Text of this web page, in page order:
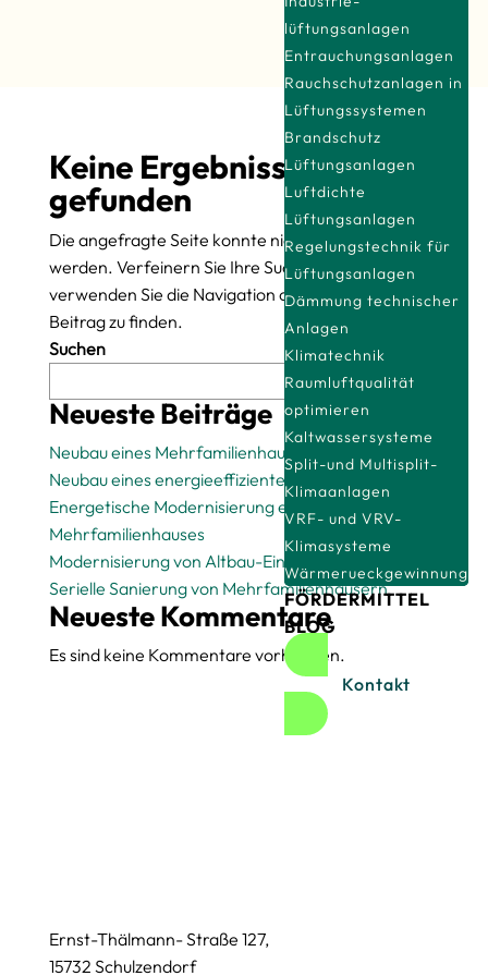
lüftungsanlagen
Entrauchungsanlagen
Rauchschutzanlagen in
Lüftungssystemen
Brandschutz
Lüftungsanlagen
Luftdichte
Lüftungsanlagen
Regelungstechnik für
Lüftungsanlagen
Dämmung technischer
Anlagen
Klimatechnik
Raumluftqualität
optimieren
Kaltwassersysteme
Split-und Multisplit-
Klimaanlagen
VRF- und VRV-
Klimasysteme
Wärmerueckgewinnung
FÖRDERMITTEL
BLOG
Kontakt
Keine Ergebnisse
gefunden
Die angefragte Seite konnte nicht gefunden
werden. Verfeinern Sie Ihre Suche oder
verwenden Sie die Navigation oben, um den
Beitrag zu finden.
Suchen
Suchen
Neueste Beiträge
Neubau eines Mehrfamilienhauses
Neubau eines energieeffizienten Einfamilienhauses
Energetische Modernisierung eines
Mehrfamilienhauses
Modernisierung von Altbau-Einfamilienhäusern
Serielle Sanierung von Mehrfamilienhäusern
Neueste Kommentare
Es sind keine Kommentare vorhanden.
Ernst-Thälmann- Straße 127,
15732 Schulzendorf